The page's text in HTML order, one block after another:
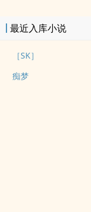
最近入库小说
［SK］
痴梦